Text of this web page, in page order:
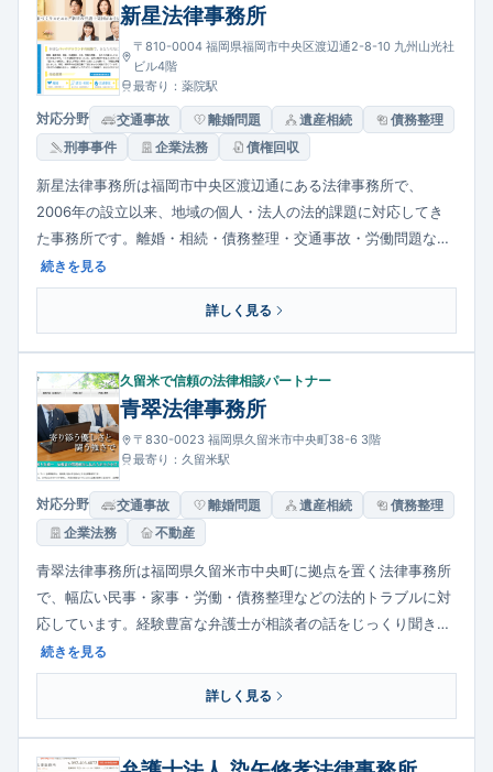
新星法律事務所
〒810-0004 福岡県福岡市中央区渡辺通2-8-10 九州山光社
ビル4階
最寄り：薬院駅
対応分野 交通事故 離婚問題 遺産相続
債務整理
刑事事件
企業法務 債権回収
新星法律事務所は福岡市中央区渡辺通にある法律事務所で、
2006年の設立以来、地域の個人・法人の法的課題に対応してき
た事務所です。離婚・相続・債務整理・交通事故・労働問題など
日常生活や事業に関わる法的トラブルを幅広く扱い、多様なバッ
クグラウンドを持つ弁護士がチームで相談者を支えます。初回相
談から丁寧に事情を聞き、依頼者の状況に合った解決策を提案す
続きを見る
詳しく見る
久留米で信頼の法律相談パートナー
青翠法律事務所
〒830-0023 福岡県久留米市中央町38-6 3階
最寄り：久留米駅
対応分野 交通事故 離婚問題 遺産相続
債務整理
企業法務
不動産
青翠法律事務所は福岡県久留米市中央町に拠点を置く法律事務所
で、幅広い民事・家事・労働・債務整理などの法的トラブルに対
応しています。経験豊富な弁護士が相談者の話をじっくり聞き、
担当した弁護士がそのまま事件処理を担当する点を重視し、信頼
関係を構築しています。企業法務では労働管理や損害賠償対応に
も豊富な経験を持ち、他の専門家（税理士・司法書士・社労士
続きを見る
詳しく見る